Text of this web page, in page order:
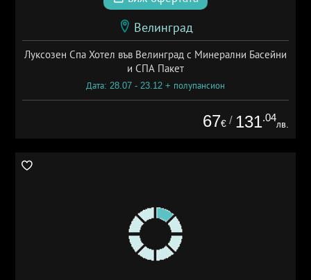
Велинград
Луксозен Спа Хотел във Велинград с Минерални Басейни
и СПА Пакет
Дата: 28.07 - 23.12 + полупансион
67€ / 131.04
лв.